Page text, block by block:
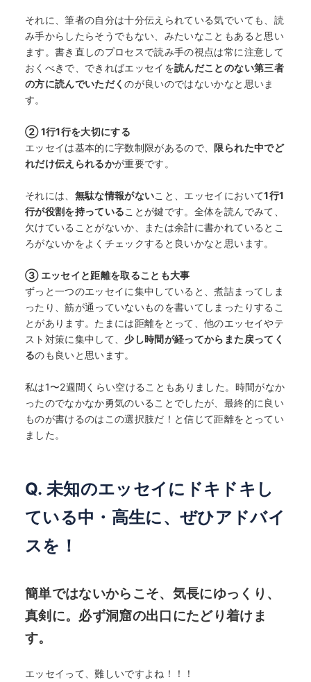
それに、筆者の自分は十分伝えられている気でいても、読
み手からしたらそうでもない、みたいなこともあると思い
ます。書き直しのプロセスで読み手の視点は常に注意して
おくべきで、できればエッセイを読んだことのない第三者
の方に読んでいただくのが良いのではないかなと思いま
す。
② 1行1行を大切にする
エッセイは基本的に字数制限があるので、 限られた中でど
れだけ伝えられるかが重要です。
それには、 無駄な情報がないこと、エッセイにおいて1行1
行が役割を持っていることが鍵です。全体を読んでみて、
欠けていることがないか、または余計に書かれているとこ
ろがないかをよくチェックすると良いかなと思います。
③ エッセイと距離を取ることも大事
ずっと一つのエッセイに集中していると、煮詰まってしま
ったり、筋が通っていないものを書いてしまったりするこ
とがあります。たまには距離をとって、他のエッセイやテ
スト対策に集中して、 少し時間が経ってからまた戻ってく
るのも良いと思います。
私は1〜2週間くらい空けることもありました。時間がなか
ったのでなかなか勇気のいることでしたが、最終的に良い
ものが書けるのはこの選択肢だ！と信じて距離をとってい
ました。
Q. 未知のエッセイにドキドキし
ている中・高生に、ぜひアドバイ
スを！
簡単ではないからこそ、気長にゆっくり、
真剣に。必ず洞窟の出口にたどり着けま
す。
エッセイって、難しいですよね！！！